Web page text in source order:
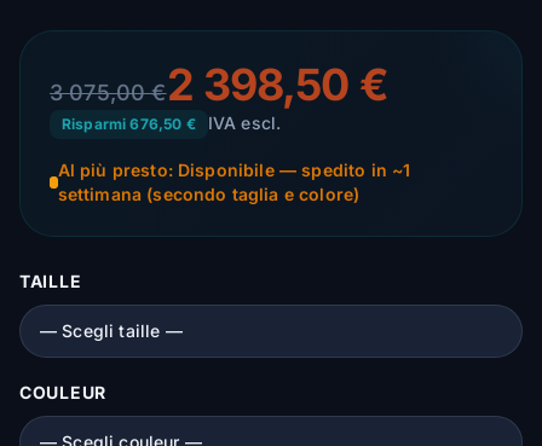
3 075,00 €2 398,50 €
Risparmi 676,50 € IVA escl.
Al più presto: Disponibile — spedito in ~1
settimana (secondo taglia e colore)
TAILLE
COULEUR